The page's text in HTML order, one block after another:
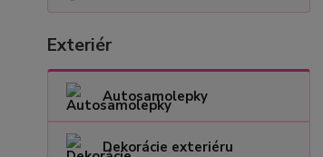
Exteriér
Autosamolepky
Dekorácie exteriéru